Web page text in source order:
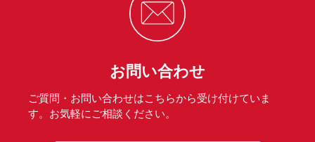
お問い合わせ
ご質問・お問い合わせはこちらから受け付けていま
す。お気軽にご相談ください。